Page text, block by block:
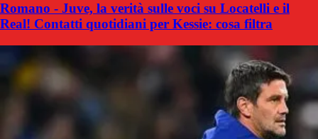
Romano - Juve, la verità sulle voci su Locatelli e il
Real! Contatti quotidiani per Kessie: cosa filtra